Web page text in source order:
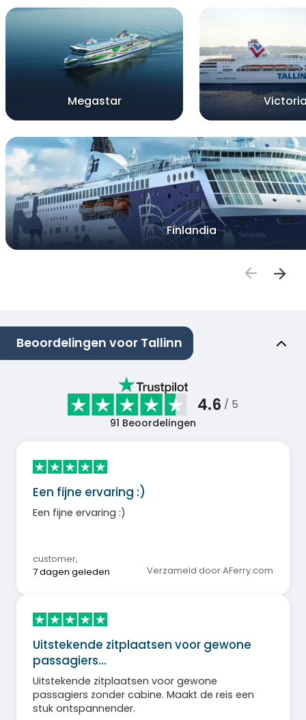
Megastar
Finlandia
Beoordelingen voor Tallinn
4.6 / 5
91 Beoordelingen
Een fijne ervaring :)
Een fijne ervaring :)
customer,
7 dagen geleden
Verzameld door AFerry.com
Uitstekende zitplaatsen voor gewone
passagiers…
Uitstekende zitplaatsen voor gewone
passagiers zonder cabine. Maakt de reis een
stuk ontspannender.